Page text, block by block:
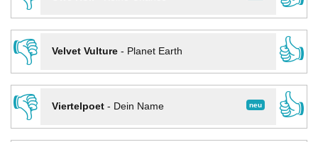
👎
Velvet Vulture- Planet Earth
👍
👎
neu
Viertelpoet- Dein Name
👍